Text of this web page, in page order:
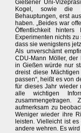
Gießener Uni-
Kogel, sowie die
Behauptungen, erst
haben. „Beides war
Öffentlichkeit
Experimenten nichts
dass sie wenigstens
Als unverschämt
CDU-Mann Möller, der
in Gießen würde nur
dreist diese
passen“, heißt es von
für dieses Jahr wieder
alle wichtigen
aufmerksam zu
Weniger wieder ihre
leisten. Vielleicht ist
andere wehren. Es